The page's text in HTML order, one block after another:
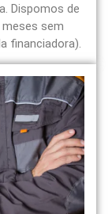
Dispomos de
sem
financiadora).